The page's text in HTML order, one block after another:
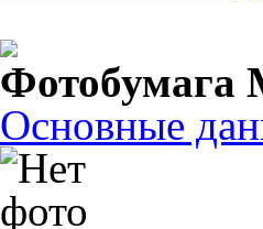
Фотобумага
Основные